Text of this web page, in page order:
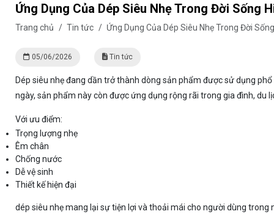
Ứng Dụng Của Dép Siêu Nhẹ Trong Đời Sống
Trang chủ / Tin tức / Ứng Dụng Của Dép Siêu Nhẹ Trong Đời
05/06/2026 Tin tức
Dép siêu nhẹ đang dần trở thành dòng sản phẩm được sử dụng
ngày, sản phẩm này còn được ứng dụng rộng rãi trong gia đình, du
Với ưu điểm:
Trọng lượng nhẹ
Êm chân
Chống nước
Dễ vệ sinh
Thiết kế hiện đại
dép siêu nhẹ mang lại sự tiện lợi và thoải mái cho người dùng trong